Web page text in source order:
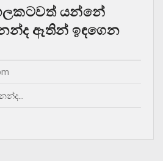
යන්නේ
ඈතින් ඉඳගෙන